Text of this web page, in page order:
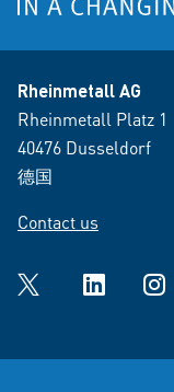
Rheinmetall AG
Rheinmetall Platz 1
40476 Dusseldorf
德国
Contact us
Twitter LinkedIn